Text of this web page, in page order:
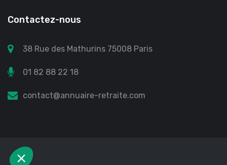
Contactez-nous
38 Rue des Mathurins 75008 Paris
01 82 88 22 18
contact@annuaire-retraite.com